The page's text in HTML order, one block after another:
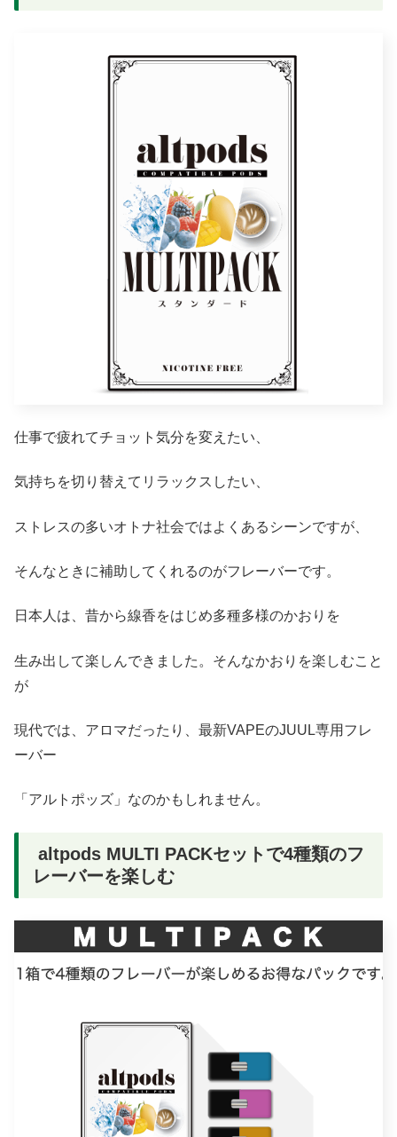
仕事で疲れてチョット気分を変えたい、
気持ちを切り替えてリラックスしたい、
ストレスの多いオトナ社会ではよくあるシーンですが、
そんなときに補助してくれるのがフレーバーです。
日本人は、昔から線香をはじめ多種多様のかおりを
生み出して楽しんできました。そんなかおりを楽しむこと
が
現代では、アロマだったり、最新VAPEのJUUL専用フレ
ーバー
「アルトポッズ」なのかもしれません。
altpods MULTI PACKセットで4種類のフ
レーバーを楽しむ